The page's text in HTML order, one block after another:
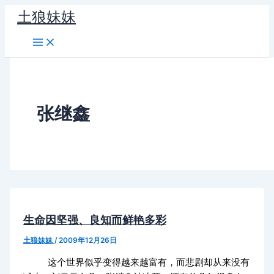
容
土狼妹妹
张继鑫
生命因坚强、良知而鲜艳多彩
土狼妹妹 /2009年12月26日
这个世界似乎变得越来越富有，而悲剧却从来没有